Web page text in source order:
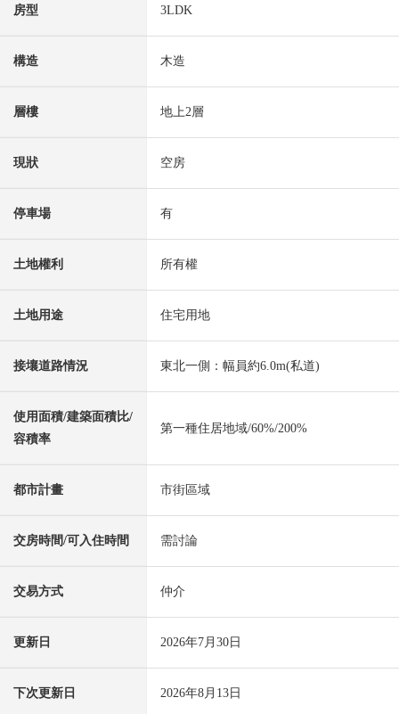
房型 3LDK
構造 木造
層樓 地上2層
現狀 空房
停車場 有
土地權利 所有權
土地用途 住宅用地
接壤道路情況 東北一側：幅員約6.0m(私道)
使用面積/建築面積比/
容積率
第一種住居地域/60%/200%
都市計畫 市街區域
交房時間/可入住時間 需討論
交易方式 仲介
更新日 2026年7月30日
下次更新日 2026年8月13日